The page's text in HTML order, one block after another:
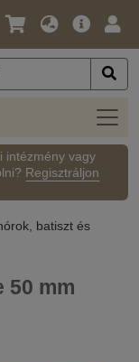
Nyelv
Pénznem
Fő
intézmény vagy
Regisztráljon
batiszt és
50 mm